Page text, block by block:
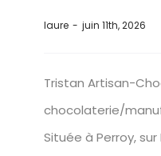
laure - juin 11th, 2026
Tristan Artisan-
chocolaterie/
Située à Perroy,